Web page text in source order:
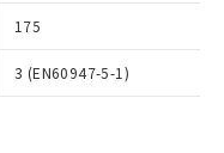
175
3 (EN60947-5-1)
、"個人情報
の「1.共同利
ている法人を
含有証明書
基準）
含有を証明す
有を証明する